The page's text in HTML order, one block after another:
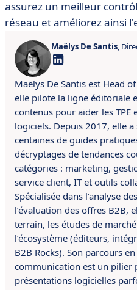
assurez un meilleur
réseau et améliorez ainsi
Maëlys De Santis,
Maëlys De Santis est Head
elle pilote la ligne éditoriale
contenus pour aider les TPE
logiciels. Depuis 2017, elle
centaines de guides
décryptages de tendances
catégories : marketing,
service client, IT et outils
Spécialisée dans l’analyse
l’évaluation des offres B2B,
terrain, les études de
l’écosystème (éditeurs,
B2B Rocks). Son parcours
communication est un pilier
présentations logicielles